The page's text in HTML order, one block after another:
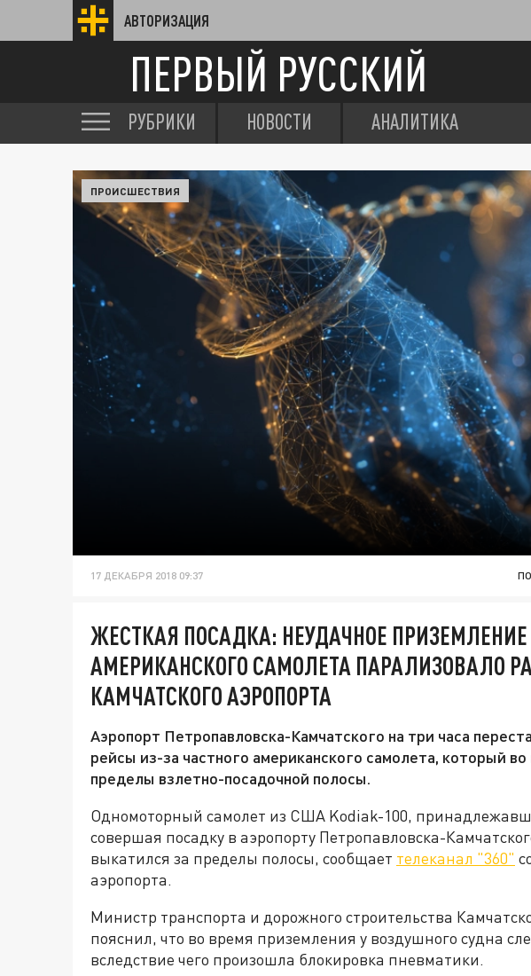
АВТОРИЗАЦИЯ
ПЕРВЫЙ РУССКИЙ
РУБРИКИ НОВОСТИ АНАЛИТИКА
ПРОИСШЕСТВИЯ
17 ДЕКАБРЯ 2018 09:37
ЖЕСТКАЯ ПОСАДКА: НЕУДАЧНОЕ ПРИЗЕМЛЕНИЕ
АМЕРИКАНСКОГО САМОЛЕТА ПАРАЛИЗОВАЛО
КАМЧАТСКОГО АЭРОПОРТА
Аэропорт Петропавловска-Камчатского на три часа
рейсы из-за частного американского самолета, который
пределы взлетно-посадочной полосы.
Одномоторный самолет из США Kodiak-100,
совершая посадку в аэропорту Петропавловска-
выкатился за пределы полосы, сообщает телеканал "360"
аэропорта.
Министр транспорта и дорожного строительства
пояснил, что во время приземления у воздушного судна
вследствие чего произошла блокировка пневматики.